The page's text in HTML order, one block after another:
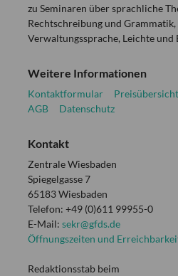
zu Seminaren über sprachliche
Rechtschreibung und Grammatik,
Verwaltungssprache, Leichte und
Weitere Informationen
Kontaktformular Preisübersicht
AGB
Datenschutz
Kontakt
Zentrale Wiesbaden
Spiegelgasse 7
65183 Wiesbaden
Telefon: +49 (0)611 99955-0
E-Mail: sekr@gfds.de
Öffnungszeiten und
Redaktionsstab beim